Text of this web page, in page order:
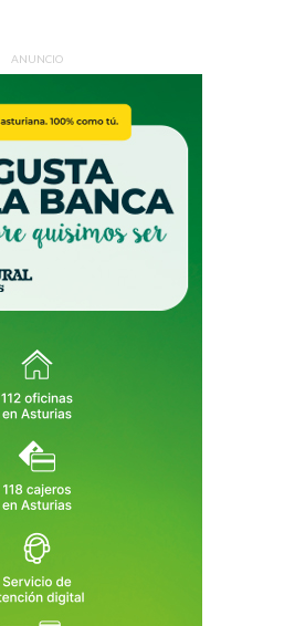
ANUNCIO